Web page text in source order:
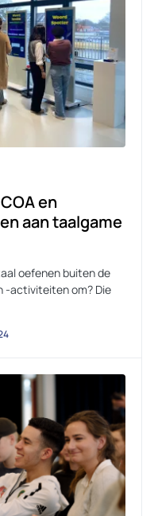
en
aan taalgame
oefenen buiten de
-activiteiten om? Die